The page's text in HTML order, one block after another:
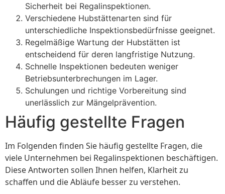
Sicherheit bei Regalinspektionen.
Verschiedene Hubstättenarten sind für
unterschiedliche Inspektionsbedürfnisse geeignet.
Regelmäßige Wartung der Hubstätten ist
entscheidend für deren langfristige Nutzung.
Schnelle Inspektionen bedeuten weniger
Betriebsunterbrechungen im Lager.
Schulungen und richtige Vorbereitung sind
unerlässlich zur Mängelprävention.
Häufig gestellte Fragen
Im Folgenden finden Sie häufig gestellte Fragen, die
viele Unternehmen bei Regalinspektionen beschäftigen.
Diese Antworten sollen Ihnen helfen, Klarheit zu
schaffen und die Abläufe besser zu verstehen.